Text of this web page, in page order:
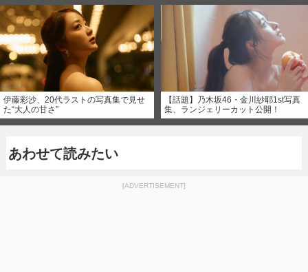
伊藤彩沙、20代ラストの写真集で見せ
た“大人の甘さ”
【話題】乃木坂46・金川紗耶1st写真
集、ランジェリーカット公開！
あわせて読みたい
[ADVERTISEMENT]